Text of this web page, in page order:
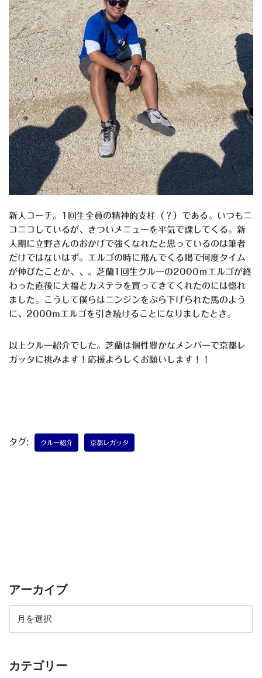
新人コーチ。1回生全員の精神的支柱（？）である。いつもニ
コニコしているが、きついメニューを平気で課してくる。新
人期に立野さんのおかげで強くなれたと思っているのは筆者
だけではないはず。エルゴの時に飛んでくる喝で何度タイム
が伸びたことか、、。芝蘭1回生クルーの2000ｍエルゴが終
わった直後に大福とカステラを買ってきてくれたのには惚れ
ました。こうして僕らはニンジンをぶら下げられた馬のよう
に、2000mエルゴを引き続けることになりましたとさ。
以上クルー紹介でした。芝蘭は個性豊かなメンバーで京都レ
ガッタに挑みます！応援よろしくお願いします！！
タグ: クルー紹介 京都レガッタ
アーカイブ
カテゴリー